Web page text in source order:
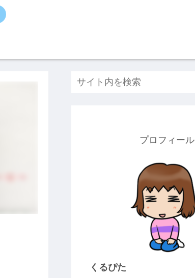
プロフィール
くるぴた